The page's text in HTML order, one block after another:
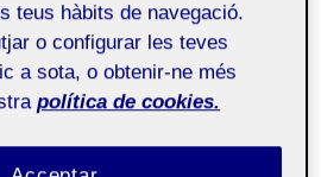
Públic
teus hàbits de navegació.
o configurar les teves
a sota, o obtenir-ne més
política de cookies.